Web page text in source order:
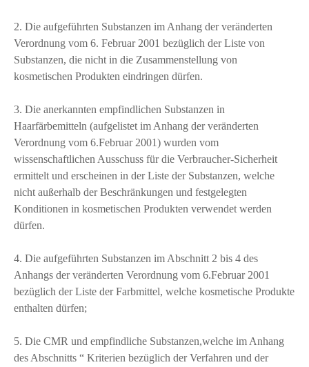
2. Die aufgeführten Substanzen im Anhang der veränderten
Verordnung vom 6. Februar 2001 bezüglich der Liste von
Substanzen, die nicht in die Zusammenstellung von
kosmetischen Produkten eindringen dürfen.
3. Die anerkannten empfindlichen Substanzen in
Haarfärbemitteln (aufgelistet im Anhang der veränderten
Verordnung vom 6.Februar 2001) wurden vom
wissenschaftlichen Ausschuss für die Verbraucher-Sicherheit
ermittelt und erscheinen in der Liste der Substanzen, welche
nicht außerhalb der Beschränkungen und festgelegten
Konditionen in kosmetischen Produkten verwendet werden
dürfen.
4. Die aufgeführten Substanzen im Abschnitt 2 bis 4 des
Anhangs der veränderten Verordnung vom 6.Februar 2001
bezüglich der Liste der Farbmittel, welche kosmetische Produkte
enthalten dürfen;
5. Die CMR und empfindliche Substanzen,welche im Anhang
des Abschnitts “ Kriterien bezüglich der Verfahren und der